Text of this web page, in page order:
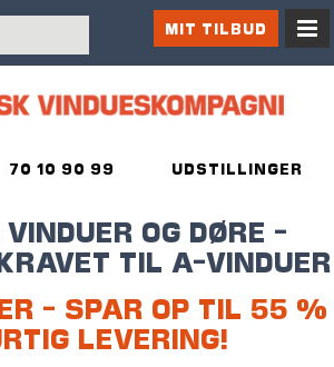
UDSTILLINGER
70 10 90 99
OG DØRE -
TIL A-VINDUER
- SPAR OP TIL 55 %
LEVERING!
MIT TILBUD